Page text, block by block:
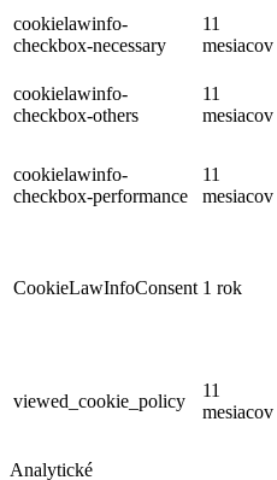
cookielawinfo-
checkbox-necessary
11
mesiacov
cookielawinfo-
checkbox-others
11
mesiacov
cookielawinfo-
checkbox-performance
11
mesiacov
CookieLawInfoConsent 1 rok
viewed_cookie_policy
11
mesiacov
Analytické